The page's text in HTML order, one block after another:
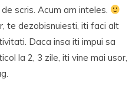
scris. Acum am inteles.
te dezobisnuiesti, iti faci alt
Daca insa iti impui sa
la 2, 3 zile, iti vine mai usor,